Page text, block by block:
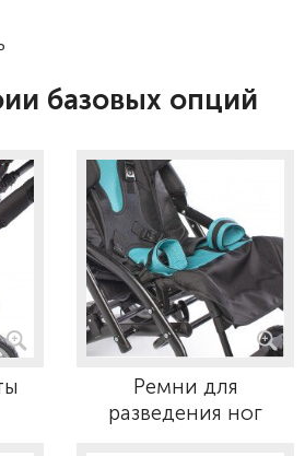
базовых опций
Ремни для
разведения ног